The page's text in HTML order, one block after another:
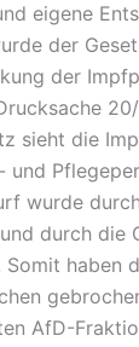
eigene
der
der
sieht die
und
wurde
durch die
haben
AfD-